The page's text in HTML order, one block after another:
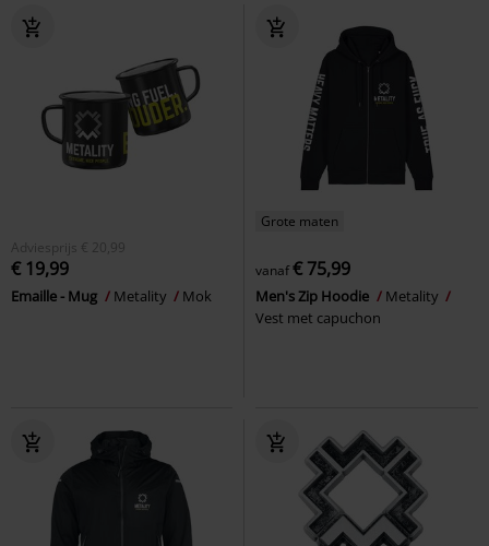
Adviesprijs € 20,99
€ 19,99
Emaille - Mug Metality Mok
Grote maten
vanaf€ 75,99
Men's Zip Hoodie
Metality
Vest met capuchon